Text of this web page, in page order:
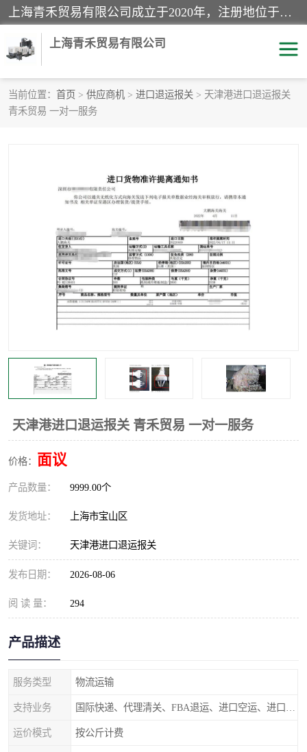
上海青禾贸易有限公司成立于2020年，注册地位于上海市宝山区。经营范围包括：机械设备、五金制品、劳防用品、电子产品、塑胶制品、家具、模具、纺织品、仪器仪表、建筑材料、装饰材料、化工产品、金属制品、机车配件等货物进出口报关、清关服务。
上海青禾贸易有限公司
当前位置： 首页 > 供应商机 > 进口退运报关 > 天津港进口退运报关
青禾贸易 一对一服务
天津港进口退运报关 青禾贸易 一对一服务
价格： 面议
产品数量： 9999.00个
发货地址： 上海市宝山区
关键词： 天津港进口退运报关
发布日期： 2026-08-06
阅 读 量： 294
产品描述
服务类型 物流运输
支持业务
运价模式 按公斤计费
酒类饮料报关
快递清关 进口杂货清关
机床进口清关
国际灯具清关